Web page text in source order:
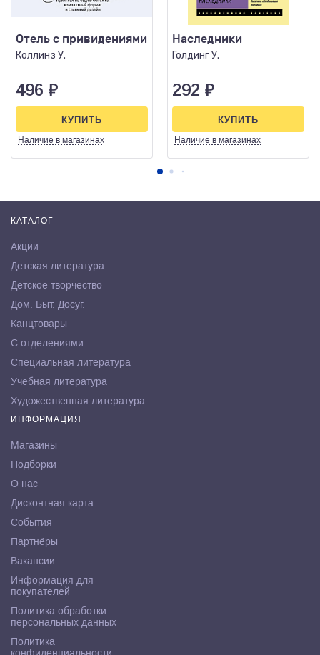
Отель с привидениями
Коллинз У.
496 ₽
Наличие в магазинах
КУПИТЬ
Наследники
Голдинг У.
292 ₽
Наличие в магазинах
КУПИТЬ
КАТАЛОГ
Акции
Детская литература
Детское творчество
Дом. Быт. Досуг.
Канцтовары
С отделениями
Специальная литература
Учебная литература
Художественная литература
ИНФОРМАЦИЯ
Магазины
Подборки
О нас
Дисконтная карта
События
Партнёры
Вакансии
Информация для
покупателей
Политика обработки
персональных данных
Политика